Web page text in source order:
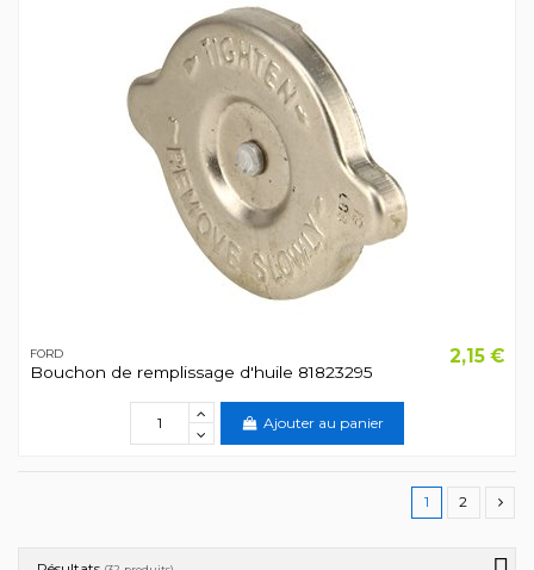
FORD
Bouchon de remplissage d'huile 81823295
2,15 €
Ajouter au panier
1 2